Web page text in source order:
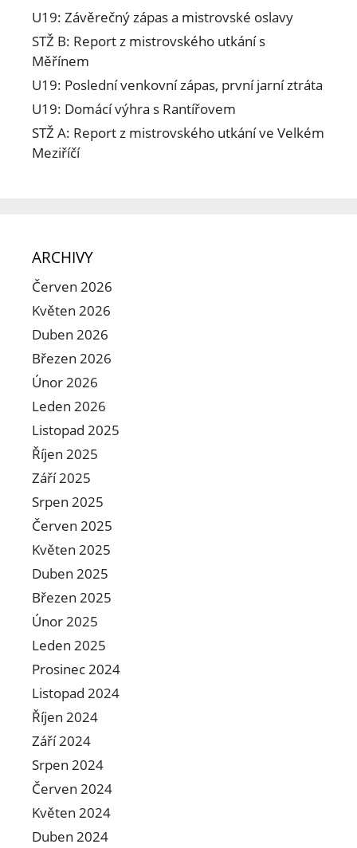
U19: Závěrečný zápas a mistrovské oslavy
STŽ B: Report z mistrovského utkání s
Měřínem
U19: Poslední venkovní zápas, první jarní ztráta
U19: Domácí výhra s Rantířovem
STŽ A: Report z mistrovského utkání ve Velkém
Meziříčí
ARCHIVY
Červen 2026
Květen 2026
Duben 2026
Březen 2026
Únor 2026
Leden 2026
Listopad 2025
Říjen 2025
Září 2025
Srpen 2025
Červen 2025
Květen 2025
Duben 2025
Březen 2025
Únor 2025
Leden 2025
Prosinec 2024
Listopad 2024
Říjen 2024
Září 2024
Srpen 2024
Červen 2024
Květen 2024
Duben 2024